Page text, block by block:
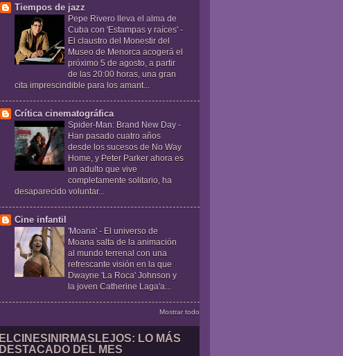
Tiempos de jazz
Pepe Rivero lleva el alma de
Cuba con 'Estampas y raíces' -
El claustro del Monestir del
Museo de Menorca acogerá el
próximo 5 de agosto, a partir
de las 20:00 horas, una gran
cita imprescindible para los amant...
Crítica cinematográfica
Spider-Man: Brand New Day -
Han pasado cuatro años
desde los sucesos de No Way
Home, y Peter Parker ahora es
un adulto que vive
completamente solitario, ha
desaparecido voluntar...
Cine infantil
'Moana' - El universo de
Moana salta de la animación
al mundo terrenal con una
refrescante visión en la que
Dwayne 'La Roca' Johnson y
la joven Catherine Laga'a...
Mostrar todo
ELCINESINIRMASLEJOS: LO MÁS
DESTACADO DEL MES